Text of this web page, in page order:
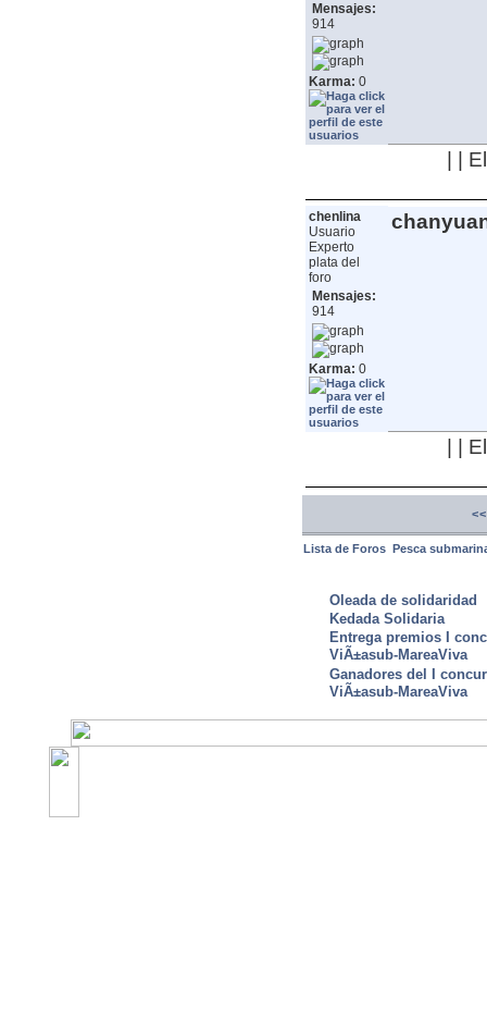
Mensajes:
914
Karma: 0
| |
chenlina
Usuario
Experto
plata del
foro
Mensajes:
914
Karma: 0
| |
Lista de Foros Pesca
Oleada de solidaridad
Kedada Solidaria
Entrega premios I
ViÃ±asub-MareaViva
Ganadores del I
ViÃ±asub-MareaViva